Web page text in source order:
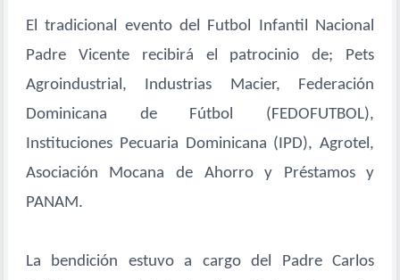
El tradicional evento del Futbol Infantil Nacional
Padre Vicente recibirá el patrocinio de; Pets
Agroindustrial, Industrias Macier, Federación
Dominicana de Fútbol (FEDOFUTBOL),
Instituciones Pecuaria Dominicana (IPD), Agrotel,
Asociación Mocana de Ahorro y Préstamos y
PANAM.
La bendición estuvo a cargo del Padre Carlos